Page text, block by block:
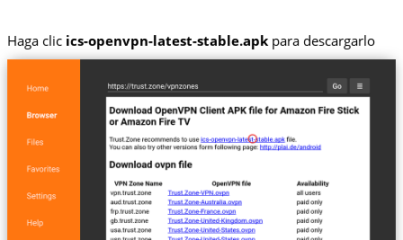
Haga clic ics-openvpn-latest-stable.apkpara descargarlo